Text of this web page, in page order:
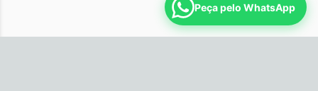
Peça pelo WhatsApp